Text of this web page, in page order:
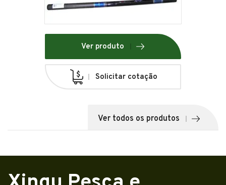
Ver produto
Solicitar cotação
Ver todos os produtos